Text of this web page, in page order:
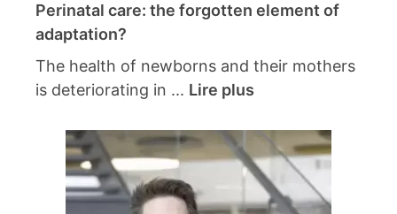
Perinatal care: the forgotten element of
adaptation?
The health of newborns and their mothers
is deteriorating in ... Lire plus